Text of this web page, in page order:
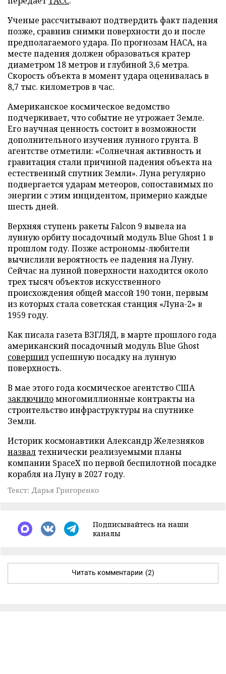
Ученые рассчитывают подтвердить факт падения
позже, сравнив снимки поверхности до и после
предполагаемого удара. По прогнозам НАСА, на
месте падения должен образоваться кратер
диаметром 18 метров и глубиной 3,6 метра.
Скорость объекта в момент удара оценивалась в
8,7 тыс. километров в час.
Американское космическое ведомство
подчеркивает, что событие не угрожает Земле.
Его научная ценность состоит в возможности
дополнительного изучения лунного грунта. В
агентстве отметили: «Солнечная активность и
гравитация стали причиной падения объекта на
естественный спутник Земли». Луна регулярно
подвергается ударам метеоров, сопоставимых по
энергии с этим инцидентом, примерно каждые
шесть дней.
Верхняя ступень ракеты Falcon 9 вывела на
лунную орбиту посадочный модуль Blue Ghost 1 в
прошлом году. Позже астрономы-любители
вычислили вероятность ее падения на Луну.
Сейчас на лунной поверхности находится около
трех тысяч объектов искусственного
происхождения общей массой 190 тонн, первым
из которых стала советская станция «Луна-2» в
1959 году.
Как писала газета ВЗГЛЯД, в марте прошлого года
американский посадочный модуль Blue Ghost
совершилуспешную посадку на лунную
поверхность.
В мае этого года космическое агентство США
заключиломногомиллионные контракты на
строительство инфраструктуры на спутнике
Земли.
Историк космонавтики Александр Железняков
назвал технически реализуемыми планы
компании SpaceX по первой беспилотной посадке
корабля на Луну в 2027 году.
Текст: Дарья Григоренко
Подписывайтесь на наши
каналы
Читать комментарии (2)